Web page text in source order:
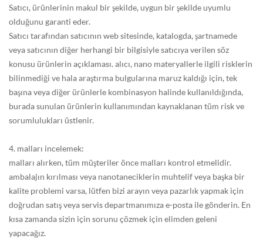
Satıcı, ürünlerinin makul bir şekilde, uygun bir şekilde uyumlu
olduğunu garanti eder.
Satıcı tarafından satıcının web sitesinde, katalogda, şartnamede
veya satıcının diğer herhangi bir bilgisiyle satıcıya verilen söz
konusu ürünlerin açıklaması. alıcı, nano materyallerle ilgili risklerin
bilinmediği ve hala araştırma bulgularına maruz kaldığı için, tek
başına veya diğer ürünlerle kombinasyon halinde kullanıldığında,
burada sunulan ürünlerin kullanımından kaynaklanan tüm risk ve
sorumlulukları üstlenir.
4. malları incelemek:
malları alırken, tüm müşteriler önce malları kontrol etmelidir.
ambalajın kırılması veya nanotaneciklerin muhtelif veya başka bir
kalite problemi varsa, lütfen bizi arayın veya pazarlık yapmak için
doğrudan satış veya servis departmanımıza e-posta ile gönderin. En
kısa zamanda sizin için sorunu çözmek için elimden geleni
yapacağız.